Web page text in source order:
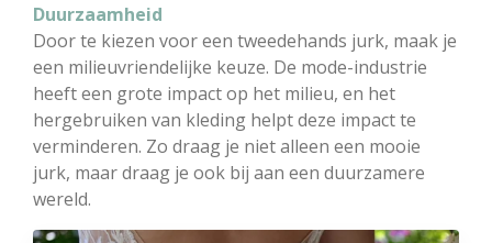
Duurzaamheid
Door te kiezen voor een tweedehands jurk, maak je
een milieuvriendelijke keuze. De mode-industrie
heeft een grote impact op het milieu, en het
hergebruiken van kleding helpt deze impact te
verminderen. Zo draag je niet alleen een mooie
jurk, maar draag je ook bij aan een duurzamere
wereld.